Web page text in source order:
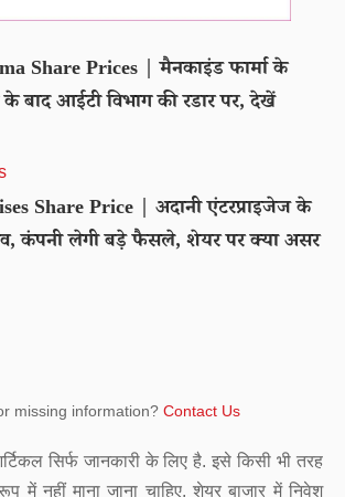
Share Prices | मैनकाइंड फार्मा के
बाद आईटी विभाग की रडार पर, देखें
Share Price | अदानी एंटरप्राइजेज के
कंपनी लेगी बड़े फैसले, शेयर पर क्या असर
missing information? Contact Us
सिर्फ जानकारी के लिए है. इसे किसी भी तरह
में नहीं माना जाना चाहिए. शेयर बाजार में निवेश